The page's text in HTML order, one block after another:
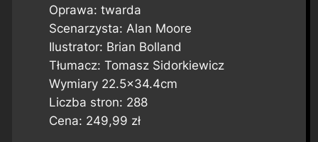
Oprawa: twarda
Scenarzysta: Alan Moore
Ilustrator: Brian Bolland
Tłumacz: Tomasz Sidorkiewicz
Wymiary 22.5×34.4cm
Liczba stron: 288
Cena: 249,99 zł